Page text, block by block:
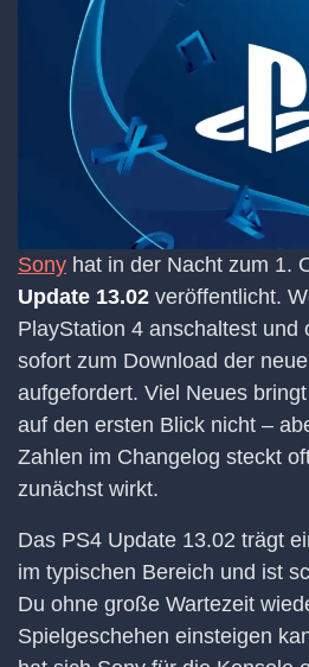
Sony hat in der Nacht zum 1.
Update 13.02 veröffentlicht.
PlayStation 4 anschaltest und
sofort zum Download der
aufgefordert. Viel Neues
auf den ersten Blick nicht –
Zahlen im Changelog steckt
zunächst wirkt.
Das PS4 Update 13.02 trägt
im typischen Bereich und ist
Du ohne große Wartezeit
Spielgeschehen einsteigen